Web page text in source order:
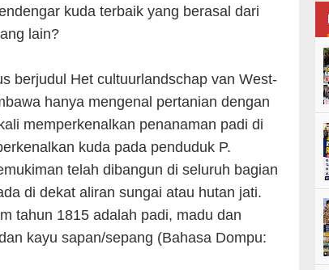
kuda terbaik yang berasal dari
lain?
berjudul Het cultuurlandschap van West-
hanya mengenal pertanian dengan
memperkenalkan penanaman padi di
kuda pada penduduk P.
telah dibangun di seluruh bagian
di dekat aliran sungai atau hutan jati.
tahun 1815 adalah padi, madu dan
kayu sapan/sepang (Bahasa Dompu: